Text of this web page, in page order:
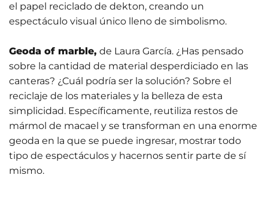
el papel reciclado de dekton, creando un
espectáculo visual único lleno de simbolismo.
Geoda of marble, de Laura García. ¿Has pensado
sobre la cantidad de material desperdiciado en las
canteras? ¿Cuál podría ser la solución? Sobre el
reciclaje de los materiales y la belleza de esta
simplicidad. Específicamente, reutiliza restos de
mármol de macael y se transforman en una enorme
geoda en la que se puede ingresar, mostrar todo
tipo de espectáculos y hacernos sentir parte de sí
mismo.
01 Junio 2026